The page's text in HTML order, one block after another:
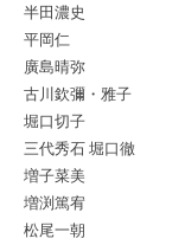
半田濃史
平岡仁
廣島晴弥
古川欽彌・雅子
堀口切子
三代秀石 堀口徹
増子菜美
増渕篤宥
松尾一朝